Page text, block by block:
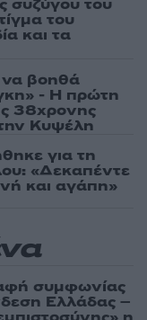
συζύγου του
του
και τα
να βοηθά
- Η πρώτη
38χρονης
Κυψέλη
για τη
«Δεκαπέντε
και αγάπη»
συμφωνίας
Ελλάδας –